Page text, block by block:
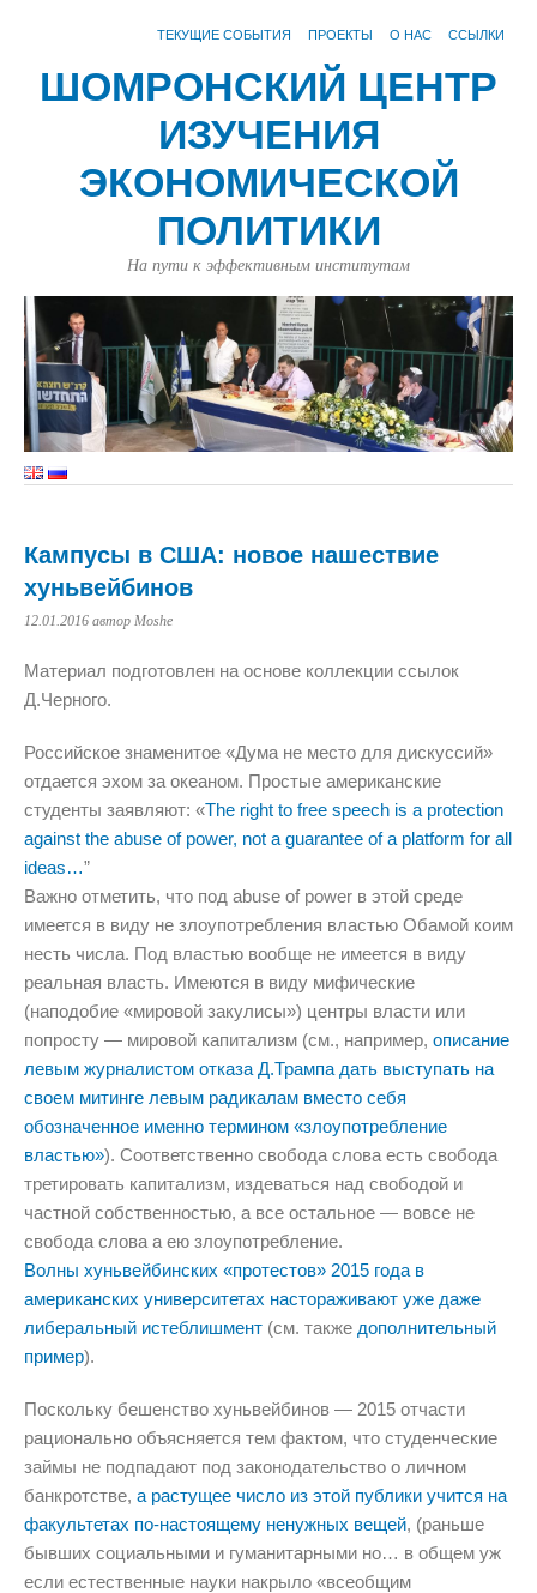
ТЕКУЩИЕ СОБЫТИЯ ПРОЕКТЫ О НАС ССЫЛКИ
ШОМРОНСКИЙ ЦЕНТР
ИЗУЧЕНИЯ
ЭКОНОМИЧЕСКОЙ
ПОЛИТИКИ
На пути к эффективным институтам
Кампусы в США: новое нашествие
хуньвейбинов
12.01.2016 автор Moshe
Материал подготовлен на основе коллекции ссылок
Д.Черного.
Российское знаменитое «Дума не место для дискуссий»
отдается эхом за океаном. Простые американские
студенты заявляют: «The right to free speech is a protection
against the abuse of power, not a guarantee of a platform for all
ideas…”
Важно отметить, что под abuse of power в этой среде
имеется в виду не злоупотребления властью Обамой коим
несть числа. Под властью вообще не имеется в виду
реальная власть. Имеются в виду мифические
(наподобие «мировой закулисы») центры власти или
попросту — мировой капитализм (см., например, описание
левым журналистом отказа Д.Трампа дать выступать на
своем митинге левым радикалам вместо себя
обозначенное именно термином «злоупотребление
властью»). Соответственно свобода слова есть свобода
третировать капитализм, издеваться над свободой и
частной собственностью, а все остальное — вовсе не
свобода слова а ею злоупотребление.
Волны хуньвейбинских «протестов» 2015 года в
американских университетах настораживают уже даже
либеральный истеблишмент (см. также дополнительный
пример).
Поскольку бешенство хуньвейбинов — 2015 отчасти
рационально объясняется тем фактом, что студенческие
займы не подпадают под законодательство о личном
банкротстве, а растущее число из этой публики учится на
факультетах по-настоящему ненужных вещей, (раньше
бывших социальными и гуманитарными но… в общем уж
если естественные науки накрыло «всеобщим